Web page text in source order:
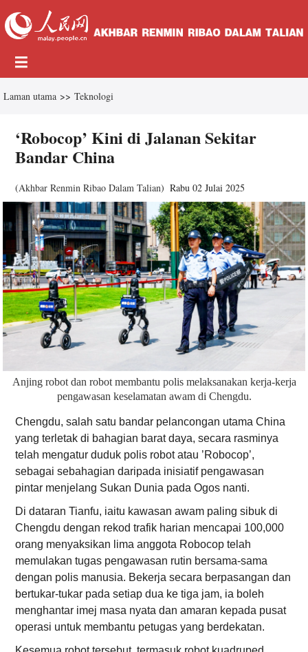
Laman utama >> Teknologi
‘Robocop’ Kini di Jalanan Sekitar
Bandar China
(Akhbar Renmin Ribao Dalam Talian) Rabu 02 Julai 2025
Anjing robot dan robot membantu polis melaksanakan kerja-kerja
pengawasan keselamatan awam di Chengdu.
Chengdu, salah satu bandar pelancongan utama China
yang terletak di bahagian barat daya, secara rasminya
telah mengatur duduk polis robot atau ’Robocop’,
sebagai sebahagian daripada inisiatif pengawasan
pintar menjelang Sukan Dunia pada Ogos nanti.
Di dataran Tianfu, iaitu kawasan awam paling sibuk di
Chengdu dengan rekod trafik harian mencapai 100,000
orang menyaksikan lima anggota Robocop telah
memulakan tugas pengawasan rutin bersama-sama
dengan polis manusia. Bekerja secara berpasangan dan
bertukar-tukar pada setiap dua ke tiga jam, ia boleh
menghantar imej masa nyata dan amaran kepada pusat
operasi untuk membantu petugas yang berdekatan.